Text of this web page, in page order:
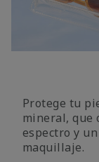
Protege tu
mineral, que
espectro y
maquillaje.